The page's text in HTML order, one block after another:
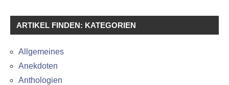
ARTIKEL FINDEN: KATEGORIEN
Allgemeines
Anekdoten
Anthologien